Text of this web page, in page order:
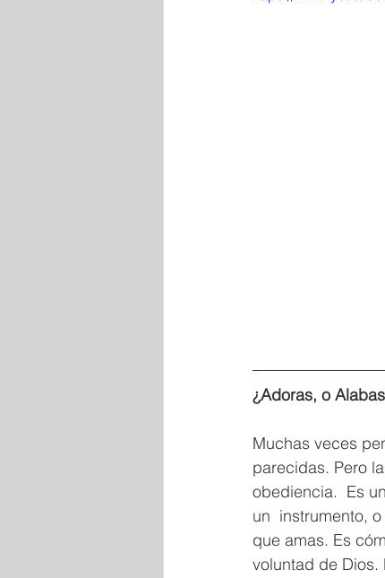
¿Adoras, o
Muchas veces
parecidas. Pero
obediencia.  Es
un  instrumento,
que amas. Es
voluntad de Dios.